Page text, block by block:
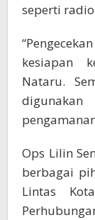
seperti
kesiapan
Nataru.
Ops Lilin
berbagai
Lintas